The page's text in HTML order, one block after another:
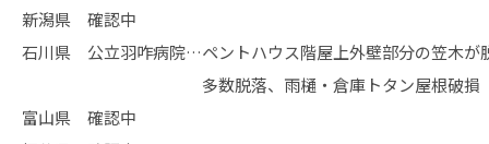
新潟県 確認中
石川県 公立羽咋病院…ペントハウス階屋上外壁部分の笠木が
多数脱落、雨樋・倉庫トタン屋根破損
富山県 確認中